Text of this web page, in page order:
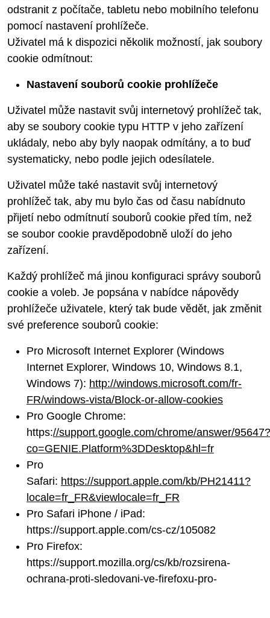
odstranit z počítače, tabletu nebo mobilního telefonu
pomocí nastavení prohlížeče.
Uživatel má k dispozici několik možností, jak soubory
cookie odmítnout:
Nastavení souborů cookie prohlížeče
Uživatel může nastavit svůj internetový prohlížeč tak,
aby se soubory cookie typu HTTP v jeho zařízení
ukládaly, nebo aby byly naopak odmítány, a to buď
systematicky, nebo podle jejich odesílatele.
Uživatel může také nastavit svůj internetový
prohlížeč tak, aby mu bylo čas od času nabídnuto
přijetí nebo odmítnutí souborů cookie před tím, než
se soubor cookie pravděpodobně uloží do jeho
zařízení.
Každý prohlížeč má jinou konfiguraci správy souborů
cookie a voleb. Je popsána v nabídce nápovědy
prohlížeče uživatele, který tak bude vědět, jak změnit
své preference souborů cookie:
Pro Microsoft Internet Explorer (Windows
Internet Explorer, Windows 10, Windows 8.1,
Windows 7): http://windows.microsoft.com/fr-
FR/windows-vista/Block-or-allow-cookies
Pro Google Chrome:
https://support.google.com/chrome/answer/95647?
co=GENIE.Platform%3DDesktop&hl=fr
Pro
Safari: https://support.apple.com/kb/PH21411?
locale=fr_FR&viewlocale=fr_FR
Pro Safari iPhone / iPad:
https://support.apple.com/cs-cz/105082
Pro Firefox:
https://support.mozilla.org/cs/kb/rozsirena-
ochrana-proti-sledovani-ve-firefoxu-pro-